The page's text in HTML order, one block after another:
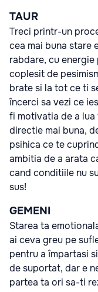
TAUR
Treci printr-un
cea mai buna stare
rabdare, cu
coplesit de
brate si la tot ce ti
încerci sa vezi ce
fi motivatia de a
directie mai buna,
psihica ce te
ambitia de a arata
cand conditiile nu
sus!
GEMENI
Starea ta
ai ceva greu pe
pentru a împartasi
de suportat, dar e
partea ta ori sa-ti